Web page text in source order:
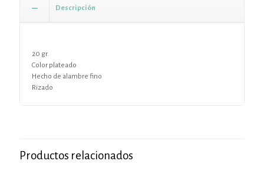
Descripción
20 gr.
Color plateado
Hecho de alambre fino
Rizado
Productos relacionados